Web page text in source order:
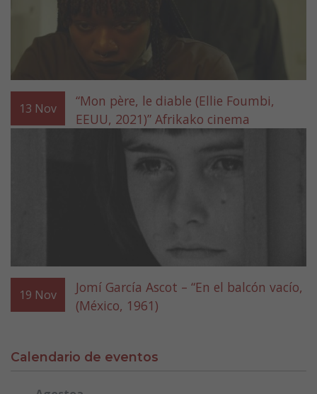
13 Nov
“Mon père, le diable (Ellie Foumbi,
EEUU, 2021)” Afrikako cinema
19 Nov
Jomí García Ascot – “En el balcón vacío,
(México, 1961)
Calendario de eventos